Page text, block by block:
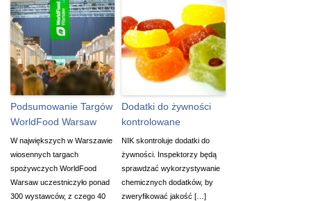
Podsumowanie Targów
WorldFood Warsaw
W największych w Warszawie
wiosennych targach
spożywczych WorldFood
Warsaw uczestniczyło ponad
300 wystawców, z czego 40
Dodatki do żywności
kontrolowane
NIK skontroluje dodatki do
żywności. Inspektorzy będą
sprawdzać wykorzystywanie
chemicznych dodatków, by
zweryfikować jakość […]